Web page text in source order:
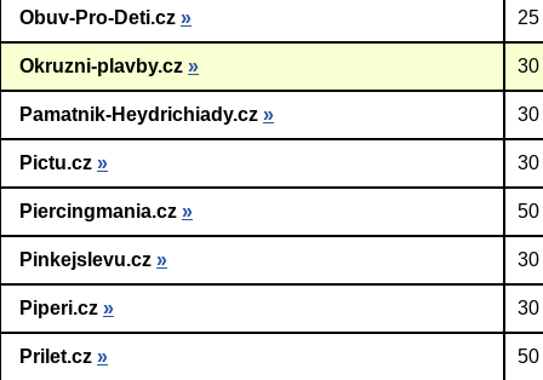
Obuv-Pro-Deti.cz »
Okruzni-plavby.cz » 30
Pamatnik-Heydrichiady.cz » 30
Pictu.cz » 30
Piercingmania.cz » 50
Pinkejslevu.cz » 30
Piperi.cz » 30
Prilet.cz » 50